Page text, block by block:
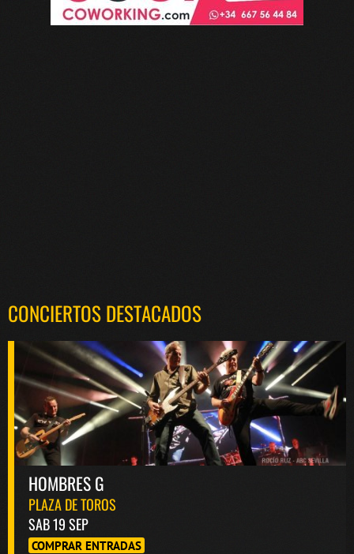
CONCIERTOS DESTACADOS
HOMBRES G
PLAZA DE TOROS
SAB 19 SEP
COMPRAR ENTRADAS